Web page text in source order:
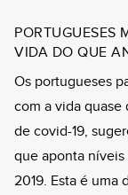
PORTUGUESES
VIDA DO QUE
Os portugueses
com a vida
de covid-19,
que aponta
2019. Esta é uma